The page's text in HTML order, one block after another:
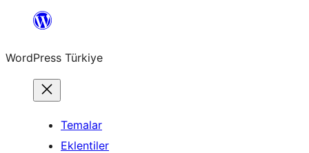
İçeriğe
WordPress Türkiye
Temalar
Eklentiler